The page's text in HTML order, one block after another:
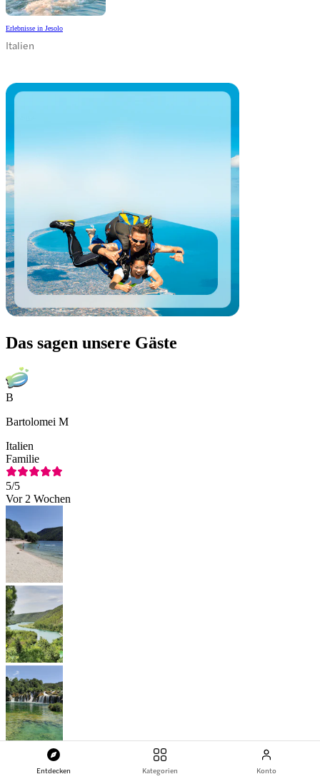
Entdecken Kategorien Konto
Erlebnisse in Jesolo
Italien
Das sagen unsere Gäste
B
Bartolomei M
Italien
Familie
5/5
Vor 2 Wochen
Der Nationalpark Krka ist sehr schön und auf jeden Fall einen
Besuch wert. Von Split aus lässt sich bequem ein Tagesausflug
dorthin unternehmen. Vor dem Eingang zum Park gibt es auch einen